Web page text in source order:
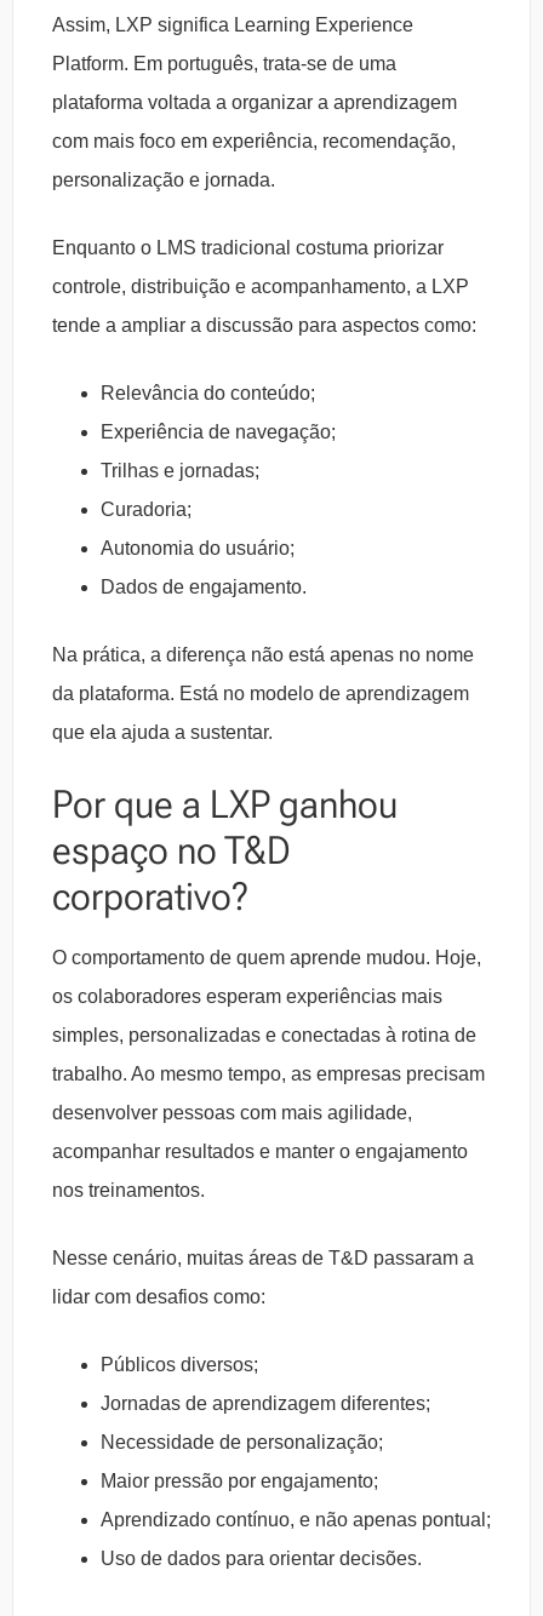
Assim, LXP significa Learning Experience
Platform. Em português, trata-se de uma
plataforma voltada a organizar a aprendizagem
com mais foco em experiência, recomendação,
personalização e jornada.
Enquanto o LMS tradicional costuma priorizar
controle, distribuição e acompanhamento, a LXP
tende a ampliar a discussão para aspectos como:
Relevância do conteúdo;
Experiência de navegação;
Trilhas e jornadas;
Curadoria;
Autonomia do usuário;
Dados de engajamento.
Na prática, a diferença não está apenas no nome
da plataforma. Está no modelo de aprendizagem
que ela ajuda a sustentar.
Por que a LXP ganhou
espaço no T&D
corporativo?
O comportamento de quem aprende mudou. Hoje,
os colaboradores esperam experiências mais
simples, personalizadas e conectadas à rotina de
trabalho. Ao mesmo tempo, as empresas precisam
desenvolver pessoas com mais agilidade,
acompanhar resultados e manter o engajamento
nos treinamentos.
Nesse cenário, muitas áreas de T&D passaram a
lidar com desafios como:
Públicos diversos;
Jornadas de aprendizagem diferentes;
Necessidade de personalização;
Maior pressão por engajamento;
Aprendizado contínuo, e não apenas pontual;
Uso de dados para orientar decisões.